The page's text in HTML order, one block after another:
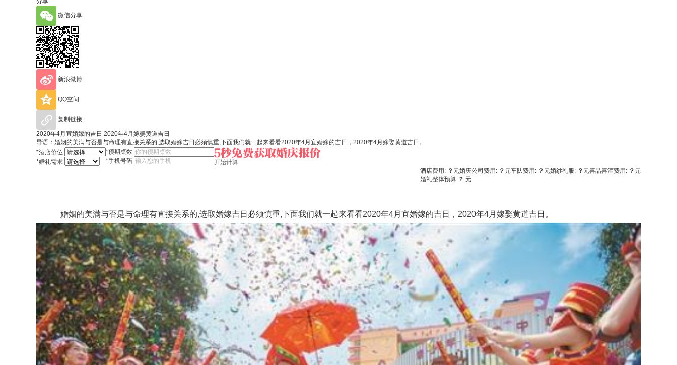
微信分享
新浪微博
QQ空间
复制链接
2020年4月宜婚嫁的吉日 2020年4月嫁娶黄道吉日
导语：婚姻的美满与否是与命理有直接关系的,选取婚嫁吉日必须慎重,下面我们就一起来看看2020年4月宜婚嫁的吉日，2020年4月嫁娶黄道吉日。
*酒店价位
*婚礼需求
*预期桌数
*手机号码
开始计算
酒店费用: ？元婚庆公司费用: ？元车队费用: ？元婚纱礼服: ？元喜品喜酒费用: ？元
婚礼整体预算 ？ 元
婚姻的美满与否是与命理有直接关系的,选取婚嫁吉日必须慎重,下面我们就一起来看看2020年4月宜婚嫁的吉日，2020年4月嫁娶黄道吉日。